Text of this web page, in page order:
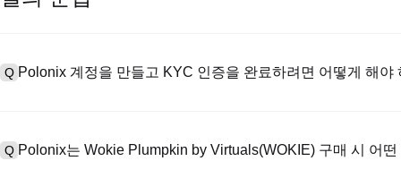
Q Polonix 계정을 만들고 KYC 인증을 완료하려면 어떻게 해야
하여 유효한 신분증 문서를 업로드하고 셀카를 찍어 KYC 인증을 완
Q Polonix는 Wokie Plumpkin by Virtuals(WOKIE) 구매 시 어